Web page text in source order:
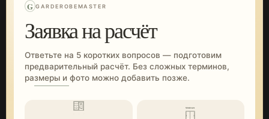
G GARDEROBEMASTER
Заявка на расчёт
Ответьте на 5 коротких вопросов — подготовим
предварительный расчёт. Без сложных терминов,
размеры и фото можно добавить позже.